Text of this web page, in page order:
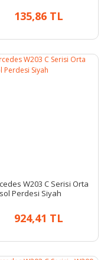
135,86 TL
W203 C Serisi Orta
Perdesi Siyah
924,41 TL